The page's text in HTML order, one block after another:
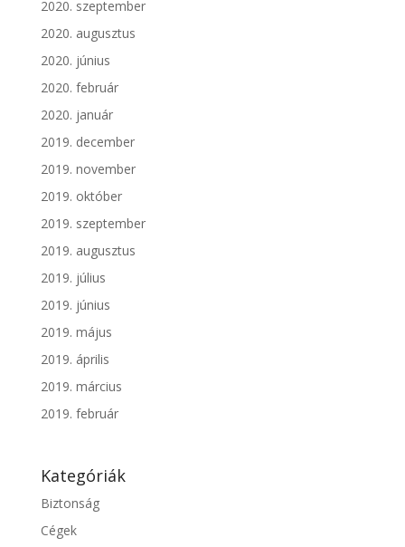
2020. szeptember
2020. augusztus
2020. június
2020. február
2020. január
2019. december
2019. november
2019. október
2019. szeptember
2019. augusztus
2019. július
2019. június
2019. május
2019. április
2019. március
2019. február
Kategóriák
Biztonság
Cégek